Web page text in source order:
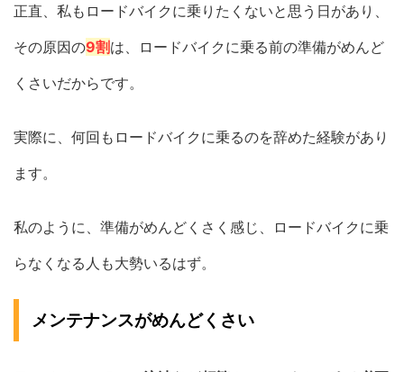
正直、私もロードバイクに乗りたくないと思う日があり、
その原因の9割は、ロードバイクに乗る前の準備がめんど
くさいだからです。
実際に、何回もロードバイクに乗るのを辞めた経験があり
ます。
私のように、準備がめんどくさく感じ、ロードバイクに乗
らなくなる人も大勢いるはず。
メンテナンスがめんどくさい